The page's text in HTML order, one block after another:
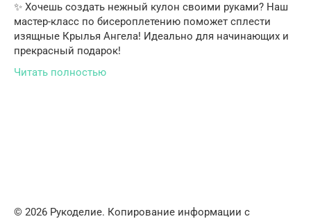
✨ Хочешь создать нежный кулон своими руками? Наш
мастер-класс по бисероплетению поможет сплести
изящные Крылья Ангела! Идеально для начинающих и
прекрасный подарок!
Читать полностью
© 2026 Рукоделие. Копирование информации с